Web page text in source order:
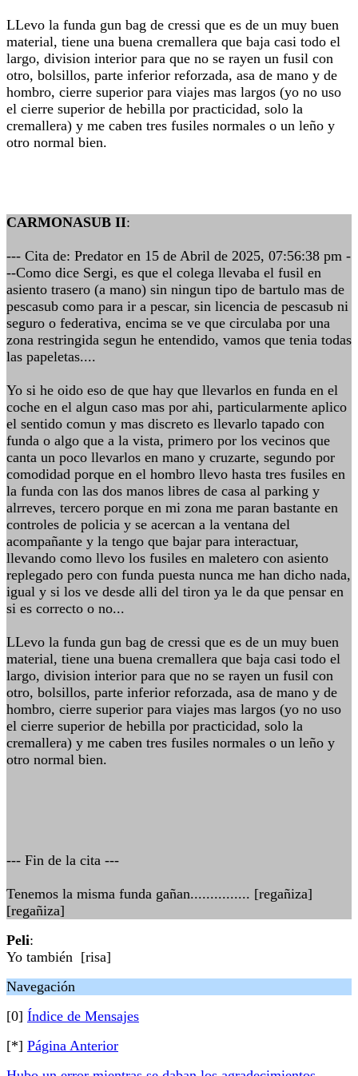
LLevo la funda gun bag de cressi que es de un muy buen
material, tiene una buena cremallera que baja casi todo el
largo, division interior para que no se rayen un fusil con
otro, bolsillos, parte inferior reforzada, asa de mano y de
hombro, cierre superior para viajes mas largos (yo no uso
el cierre superior de hebilla por practicidad, solo la
cremallera) y me caben tres fusiles normales o un leño y
otro normal bien.
CARMONASUB II:
--- Cita de: Predator en 15 de Abril de 2025, 07:56:38 pm -
--Como dice Sergi, es que el colega llevaba el fusil en
asiento trasero (a mano) sin ningun tipo de bartulo mas de
pescasub como para ir a pescar, sin licencia de pescasub ni
seguro o federativa, encima se ve que circulaba por una
zona restringida segun he entendido, vamos que tenia todas
las papeletas....
Yo si he oido eso de que hay que llevarlos en funda en el
coche en el algun caso mas por ahi, particularmente aplico
el sentido comun y mas discreto es llevarlo tapado con
funda o algo que a la vista, primero por los vecinos que
canta un poco llevarlos en mano y cruzarte, segundo por
comodidad porque en el hombro llevo hasta tres fusiles en
la funda con las dos manos libres de casa al parking y
alrreves, tercero porque en mi zona me paran bastante en
controles de policia y se acercan a la ventana del
acompañante y la tengo que bajar para interactuar,
llevando como llevo los fusiles en maletero con asiento
replegado pero con funda puesta nunca me han dicho nada,
igual y si los ve desde alli del tiron ya le da que pensar en
si es correcto o no...
LLevo la funda gun bag de cressi que es de un muy buen
material, tiene una buena cremallera que baja casi todo el
largo, division interior para que no se rayen un fusil con
otro, bolsillos, parte inferior reforzada, asa de mano y de
hombro, cierre superior para viajes mas largos (yo no uso
el cierre superior de hebilla por practicidad, solo la
cremallera) y me caben tres fusiles normales o un leño y
otro normal bien.
--- Fin de la cita ---
Tenemos la misma funda gañan............... [regañiza]
[regañiza]
Peli:
Yo también [risa]
Navegación
[0] Índice de Mensajes
[*] Página Anterior